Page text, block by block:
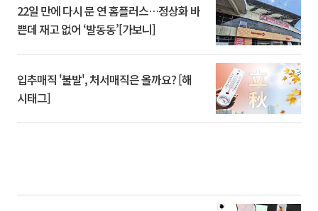
22일 만에 다시 문 연 홈플러스…정상화 바
쁜데 재고 없어 ‘발동동’[가보니]
입추매직 '불발', 처서매직은 올까요? [해
시태그]